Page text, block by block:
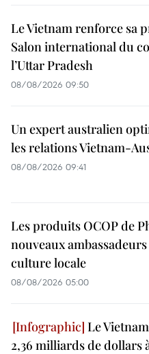
Le Vietnam renforce sa
Salon international du
l’Uttar Pradesh
08/08/2026 09:50
Un expert australien
les relations Vietnam-
08/08/2026 09:41
Les produits OCOP de
nouveaux
culture locale
08/08/2026 05:00
Le
2,36 milliards de dollars